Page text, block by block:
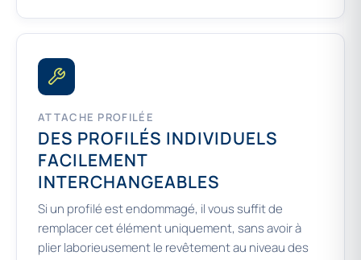
ATTACHE PROFILÉE
DES PROFILÉS INDIVIDUELS
FACILEMENT
INTERCHANGEABLES
Si un profilé est endommagé, il vous suffit de
remplacer cet élément uniquement, sans avoir à
plier laborieusement le revêtement au niveau des